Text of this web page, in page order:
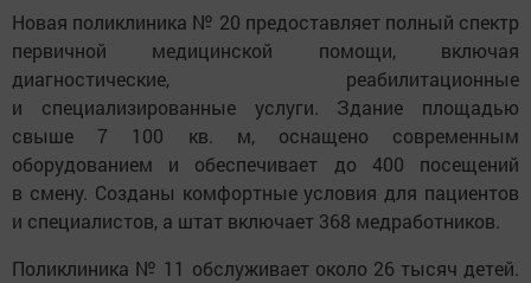
Новая поликлиника № 20 предоставляет полный спектр
первичной медицинской помощи, включая
диагностические, реабилитационные
и специализированные услуги. Здание площадью
свыше 7 100 кв. м, оснащено современным
оборудованием и обеспечивает до 400 посещений
в смену. Созданы комфортные условия для пациентов
и специалистов, а штат включает 368 медработников.
Поликлиника № 11 обслуживает около 26 тысяч детей.